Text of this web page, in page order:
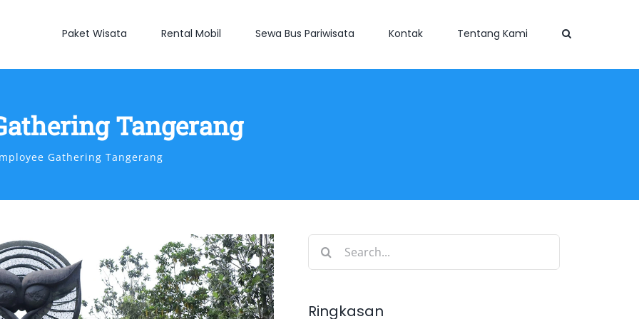
Paket Wisata Rental Mobil Sewa Bus Pariwisata Kontak Tentang Kami
Tangerang
Gathering Tangerang
Search
Ringkasan